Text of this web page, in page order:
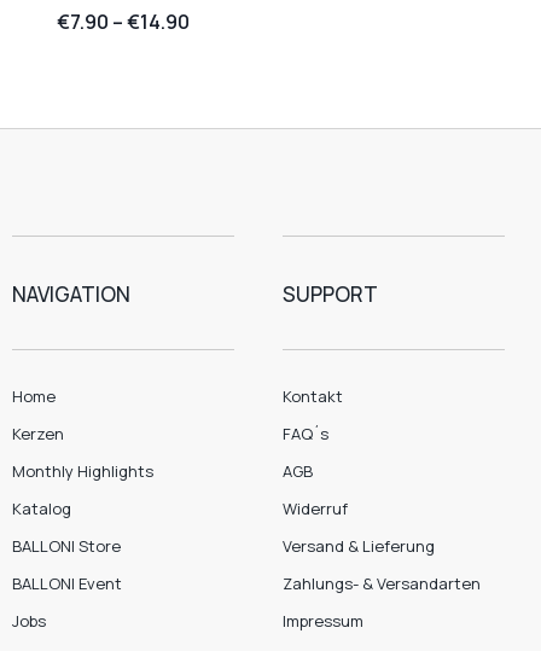
€7.90 –€14.90
NAVIGATION
Home
Kerzen
Monthly Highlights
Katalog
BALLONI Store
BALLONI Event
Jobs
SUPPORT
Kontakt
FAQ´s
AGB
Widerruf
Versand & Lieferung
Zahlungs- & Versandarten
Impressum